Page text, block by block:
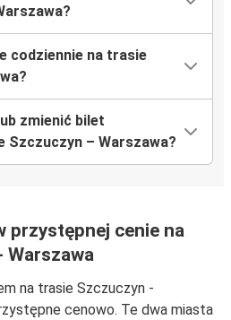
codziennie na trasie
zmienić bilet
Szczuczyn – Warszawa?
przystępnej cenie na
Warszawa
na trasie Szczuczyn -
cenowo. Te dwa miasta